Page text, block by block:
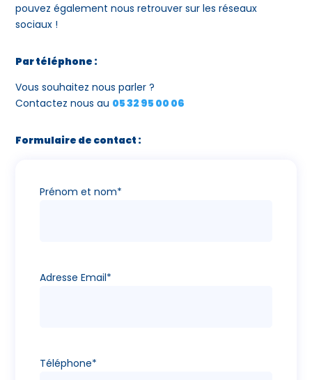
pouvez également nous retrouver sur les réseaux
sociaux !
Par téléphone :
Vous souhaitez nous parler ?
Contactez nous au 05 32 95 00 06
Formulaire de contact :
Prénom et nom*
Adresse Email*
Téléphone*